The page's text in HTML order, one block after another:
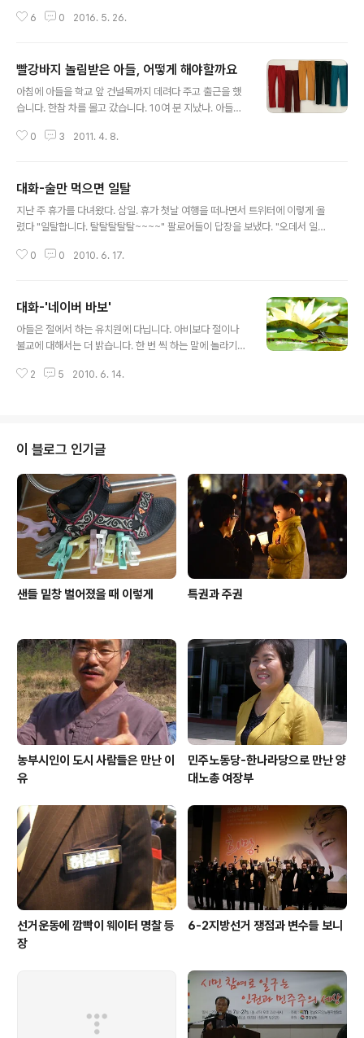
지 피아노 연주를 들으면서 나를 되돌아보고, 치유 받았다.
조금 더 해야 하고 남이 하는 거 성에 안 찬다고 여기는 그
런 것에서 벗어나는. 스트레스를 어떻게 푸나? 퍼마셔야 하
고 먹어야 하고 그러려면 돈을 더 벌어야 하고 일을 더 해야
다. 맞다. 업무 외에 꼭 다른 걸 한 가지 해야 한다? ‘제대로
6 0 2016. 5. 26.
빨강바지 놀림받은 아들, 어떻게 해야할까요
아침에 아들을 학교 앞 건널목까지 데려다 주고 출근을 했
습니다. 한참 차를 몰고 갔습니다. 10여 분 지났나. 아들에
“빨간색이라고 여자 거 아니야. 나는 빨간색 좋아한다고 하
지 전화를 끊더군요. 머리를 굴렸습니다. ‘그냥 내비둬? 하
루 넘겨보게’. ‘아니야, 초등학교 생활 이제 한 달 좀 지났는
데 학교 가기 싫어할라’. 차를 돌렸습니다. 집으로 돌아가면
습니다만. 아이들이 빨강, 분홍 이런 거 여자들 색이라고 생
0 3 2011. 4. 8.
대화-술만 먹으면 일탈
지난 주 휴가를 다녀왔다. 삼일. 휴가 첫날 여행을 떠나면서 트위터에 이렇게 올
렸다 "일탈합니다. 탈탈탈탈탈~~~~" 팔로어들이 답장을 보냈다. "오데서 일탈
도 있었다. "행님 음주만 하면 일탈하잖아요 ㅋㅋ" 그렇다. 나는 삶을 즐길줄 몰
0 0 2010. 6. 17.
대화-'네이버 바보'
아들은 절에서 하는 유치원에 다닙니다. 아비보다 절이나
불교에 대해서는 더 밝습니다. 한 번 씩 하는 말에 놀라기도
이점. 수련은 물 위에 뜬 연꽃이라고 하더군요. 그리고 꽃대
다. 아내가 "이모가 네이버에 검색해보니까 목단화를 다른
꽃이라고 하는데"라고 했지요. 아들의 대구에 뜨악했습니
다. 아들은 짧고 단호하게 말했습니다. "네이버 바보!"
2 5 2010. 6. 14.
이 블로그 인기글
샌들 밑창 벌어졌을 때 이렇게 특권과 주권
농부시인이 도시 사람들은 만난 이
유
민주노동당-한나라당으로 만난 양
대노총 여장부
선거운동에 깜빡이 웨이터 명찰 등
장
6-2지방선거 쟁점과 변수들 보니